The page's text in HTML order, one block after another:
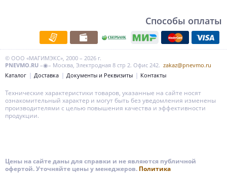
Способы оплаты
© ООО «МАГИМЭКС», 2000 – 2026 г.
PNEVMO.RU –◉– Москва, Электродная 8 стр 2. Офис 242. zakaz@pnevmo.ru
Каталог
Доставка Документы и Реквизиты Контакты
Технические характеристики товаров, указанные на сайте носят
ознакомительный характер и могут быть без уведомления изменены
производителями с целью повышения качества и эффективности
продукции.
Цены на сайте даны для справки и не являются публичной
офертой. Уточняйте цены у менеджеров. Политика